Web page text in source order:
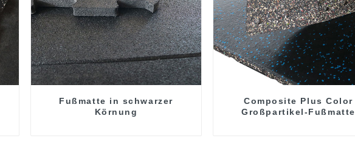
Fußmatte in schwarzer
Körnung
Composite Plus Color
Großpartikel-Fußmatte